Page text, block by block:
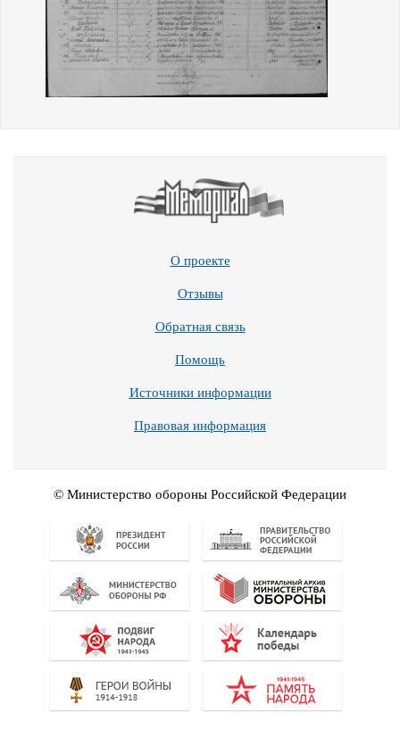
О проекте
Отзывы
Обратная связь
Помощь
Источники информации
Правовая информация
© Министерство обороны Российской Федерации